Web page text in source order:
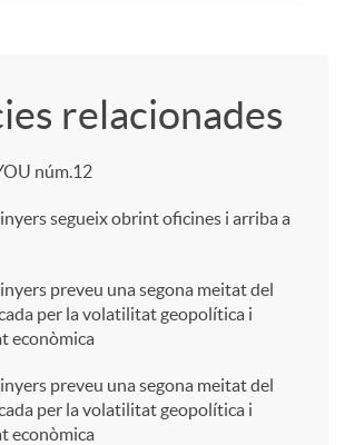
relacionades
núm.12
segueix obrint oficines i arriba a
preveu una segona meitat del
per la volatilitat geopolítica i
econòmica
preveu una segona meitat del
per la volatilitat geopolítica i
econòmica